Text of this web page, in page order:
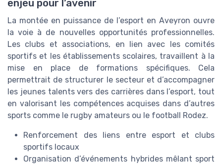
enjeu pour l’avenir
La montée en puissance de l’esport en Aveyron ouvre
la voie à de nouvelles opportunités professionnelles.
Les clubs et associations, en lien avec les comités
sportifs et les établissements scolaires, travaillent à la
mise en place de formations spécifiques. Cela
permettrait de structurer le secteur et d’accompagner
les jeunes talents vers des carrières dans l’esport, tout
en valorisant les compétences acquises dans d’autres
sports comme le rugby amateurs ou le football Rodez.
Renforcement des liens entre esport et clubs
sportifs locaux
Organisation d’événements hybrides mêlant sport